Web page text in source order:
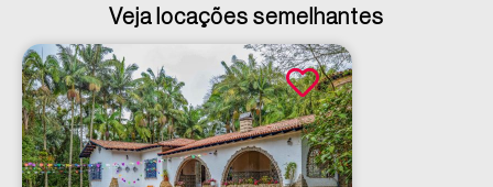
Veja locações semelhantes